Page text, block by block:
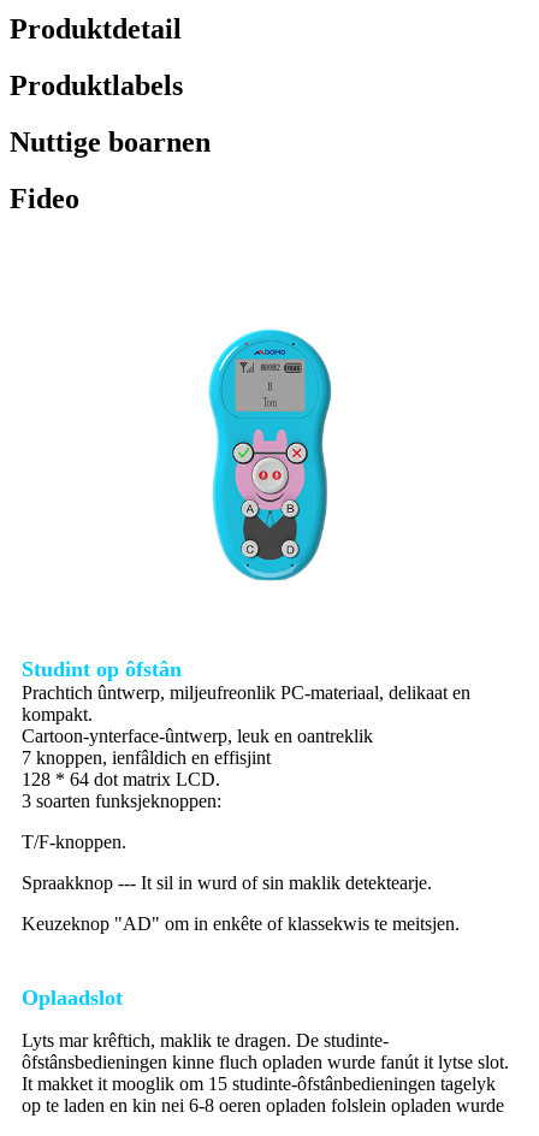
Produktdetail
Produktlabels
Nuttige boarnen
Fideo
Studint op ôfstân
Prachtich ûntwerp, miljeufreonlik PC-materiaal, delikaat en
kompakt.
Cartoon-ynterface-ûntwerp, leuk en oantreklik
7 knoppen, ienfâldich en effisjint
128 * 64 dot matrix LCD.
3 soarten funksjeknoppen:
T/F-knoppen.
Spraakknop --- It sil in wurd of sin maklik detektearje.
Keuzeknop "AD" om in enkête of klassekwis te meitsjen.
Oplaadslot
Lyts mar krêftich, maklik te dragen. De studinte-
ôfstânsbedieningen kinne fluch opladen wurde fanút it lytse slot.
It makket it mooglik om 15 studinte-ôfstânbedieningen tagelyk
op te laden en kin nei 6-8 oeren opladen folslein opladen wurde